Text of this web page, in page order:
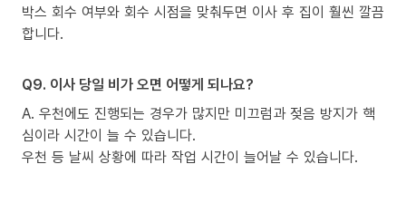
박스 회수 여부와 회수 시점을 맞춰두면 이사 후 집이 훨씬 깔끔
합니다.
Q9. 이사 당일 비가 오면 어떻게 되나요?
A. 우천에도 진행되는 경우가 많지만 미끄럼과 젖음 방지가 핵
심이라 시간이 늘 수 있습니다.
우천 등 날씨 상황에 따라 작업 시간이 늘어날 수 있습니다.